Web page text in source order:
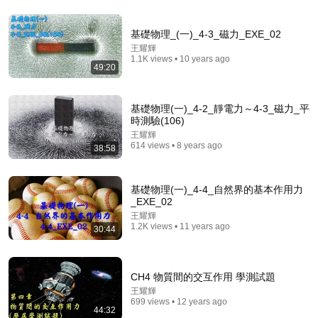
國一實用數學(二)_4-2_解一元一次不等式_講義重點及
範例解說(影片一)
四維空間 vs 四維時空，到底有什麼區別？一個視頻帶
你整清楚。
49:20
基礎物理_(一)_4-3_磁力_EXE_02
王耀輝
1.1K views • 10 years ago
38:58
基礎物理(一)_4-2_靜電力～4-3_磁力_平
時測驗(106)
王耀輝
614 views • 8 years ago
30:44
基礎物理(一)_4-4_自然界的基本作用力
_EXE_02
王耀輝
1.2K views • 11 years ago
44:32
CH4 物質間的交互作用 學測試題
王耀輝
699 views • 12 years ago